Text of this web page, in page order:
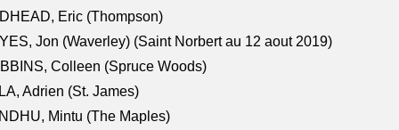
Eric (Thompson)
Jon (Waverley) (Saint Norbert au 12 aout 2019)
Colleen (Spruce Woods)
Adrien (St. James)
Mintu (The Maples)